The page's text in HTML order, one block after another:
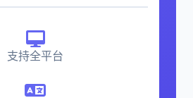
支持全平台